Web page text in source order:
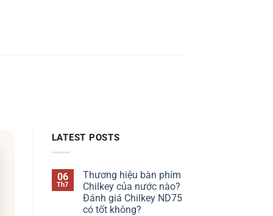
LATEST POSTS
06
Th7
Thương hiệu bàn phím
Chilkey của nước nào?
Đánh giá Chilkey ND75
có tốt không?